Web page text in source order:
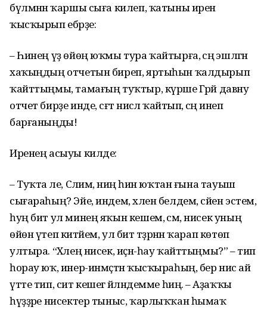
бүлмәнән ҡаршы сыға килеп, ҡатыны иренә
ҡысҡырып ебәрҙе:
– Һинең үҙ өйөң юҡмы тура ҡайтырға, әсәңә эшләгән
хаҡыңдың отчетын биреп, яртыһын ҡалдырып
ҡайттыңмы, тамағың туҡтыр, күрше Гәрәй давну
отчет бирҙе инде, сәғәт нисәлә ҡайтып, әсәңә инеп
барғаныңды!
Иренең асыуы килде:
– Туҡта әле, Сәлимә, ниңә һин юҡтан ғына тауыш
сығараһың? Эйе, индем, хәлен белдем, сәйен эстем,
һуң бит ул минең яҡын кешем, әсәм, нисек уның
өйөн үтеп китәйем, ул бит тәҙрәнән ҡарап көтөп
ултыра. “Хәлең нисек, иҫән-һау ҡайттыңмы?” – тип
һорау юҡ, инер-инмәҫтән ҡысҡыраһың, бер нисә ай
үтте тип, сит кешегә әйләндемме һиңә. – Аҙаҡҡы
һүҙҙәре нисектер тыныс, ҡарлыҡҡан һымаҡ